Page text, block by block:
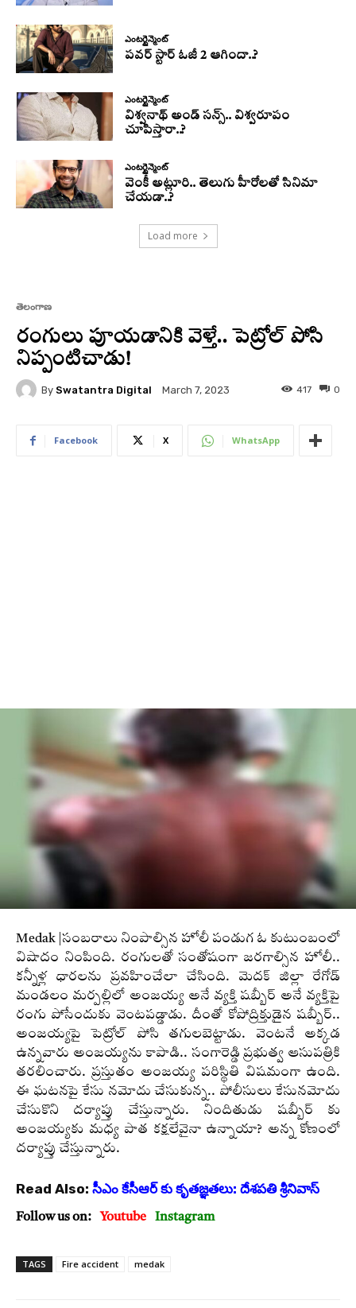
ఎంటర్టైన్మెంట్
పవర్ స్టార్ ఓజీ 2 ఆగిందా..?
ఎంటర్టైన్మెంట్
విశ్వనాథ్ అండ్ సన్స్.. విశ్వరూపం
చూపిస్తారా..?
ఎంటర్టైన్మెంట్
వెంకీ అట్లూరి.. తెలుగు హీరోలతో సినిమా
చేయడా..?
Load more